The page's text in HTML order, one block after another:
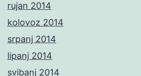
rujan 2014
kolovoz 2014
srpanj 2014
lipanj 2014
svibanj 2014